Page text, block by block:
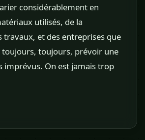
considérablement en
utilisés, de la
travaux, et des entreprises que
toujours, toujours, prévoir une
imprévus. On est jamais trop